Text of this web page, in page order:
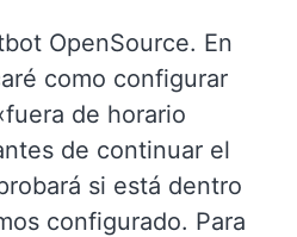
OpenSource. En
como configurar
de horario
de continuar el
si está dentro
configurado. Para